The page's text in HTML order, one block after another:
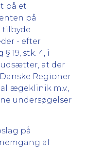
på et
på
tilbyde
- efter
19, stk. 4, i
at der
Regioner
m.v.,
undersøgelser
på
af